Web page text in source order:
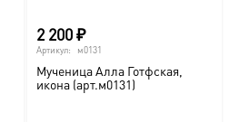
2 200₽
Артикул: м0131
Мученица Алла Готфская,
икона (арт.м0131)